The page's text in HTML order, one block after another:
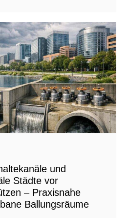
und
Städte vor
– Praxisnahe
Ballungsräume